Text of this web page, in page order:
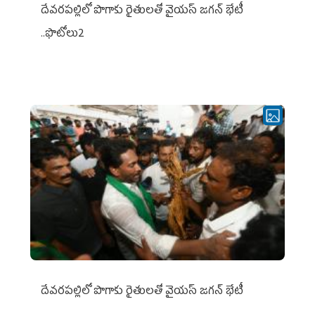
దేవరపల్లిలో పొగాకు రైతులతో వైయస్ జగన్ భేటీ
..ఫొటోలు2
దేవరపల్లిలో పొగాకు రైతులతో వైయస్ జగన్ భేటీ